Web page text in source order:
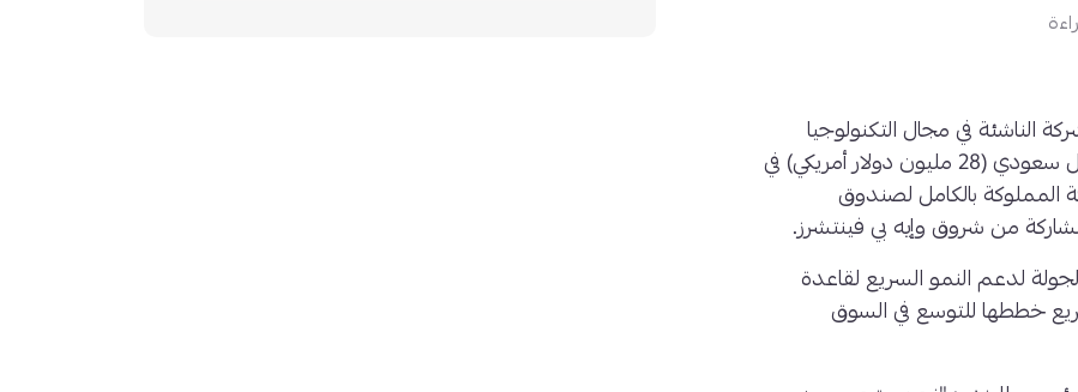
الناشئة في مجال التكنولوجيا
المالية للتمويل الجماعي بالدين، 105 مليون ريال سعودي (28 مليون دولار أمريكي) في
المملوكة بالكامل لصندوق
لدعم النمو السريع لقاعدة
خططها للتوسع في السوق